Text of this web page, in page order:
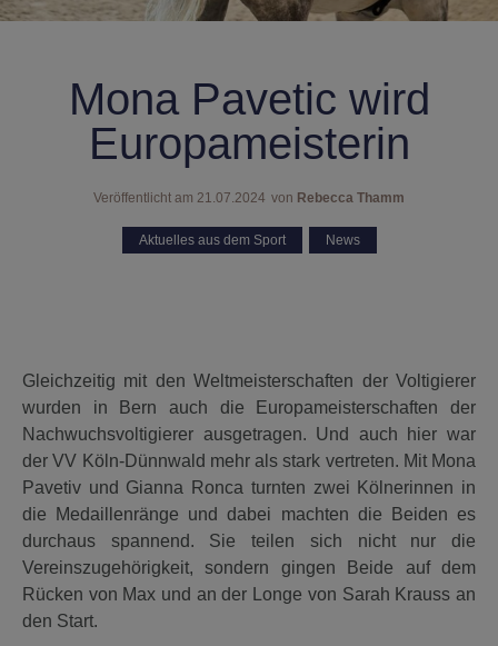
Mona Pavetic wird
Europameisterin
Veröffentlicht am 21.07.2024 von Rebecca Thamm
Aktuelles aus dem Sport News
Gleichzeitig mit den Weltmeisterschaften der Voltigierer
wurden in Bern auch die Europameisterschaften der
Nachwuchsvoltigierer ausgetragen. Und auch hier war
der VV Köln-Dünnwald mehr als stark vertreten. Mit Mona
Pavetiv und Gianna Ronca turnten zwei Kölnerinnen in
die Medaillenränge und dabei machten die Beiden es
durchaus spannend. Sie teilen sich nicht nur die
Vereinszugehörigkeit, sondern gingen Beide auf dem
Rücken von Max und an der Longe von Sarah Krauss an
den Start.